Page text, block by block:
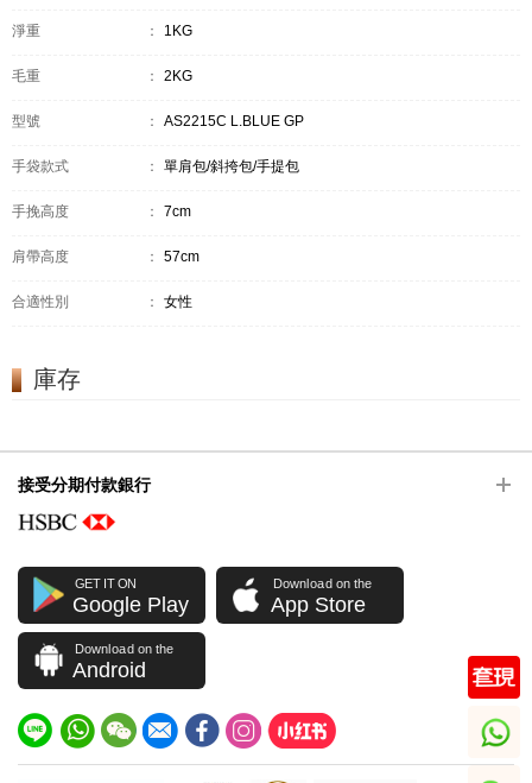
淨重 ： 1KG
毛重 ： 2KG
型號 ： AS2215C L.BLUE GP
手袋款式 ： 單肩包/斜挎包/手提包
手挽高度 ： 7cm
肩帶高度 ： 57cm
合適性別 ： 女性
庫存
接受分期付款銀行
GET IT ON
Google Play
Download on the
App Store
Download on the
Android
whatsapp